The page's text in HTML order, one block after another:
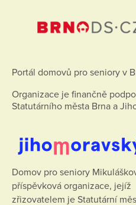
Portál domovů pro seniory v
Organizace je finančně
Statutárního města Brna a
Domov pro seniory
příspěvková organizace, jejíž
zřizovatelem je Statutární